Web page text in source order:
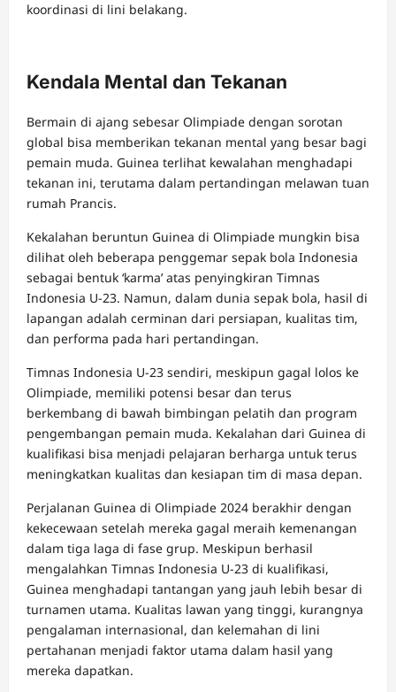
koordinasi di lini belakang.
Kendala Mental dan Tekanan
Bermain di ajang sebesar Olimpiade dengan sorotan
global bisa memberikan tekanan mental yang besar bagi
pemain muda. Guinea terlihat kewalahan menghadapi
tekanan ini, terutama dalam pertandingan melawan tuan
rumah Prancis.
Kekalahan beruntun Guinea di Olimpiade mungkin bisa
dilihat oleh beberapa penggemar sepak bola Indonesia
sebagai bentuk ‘karma’ atas penyingkiran Timnas
Indonesia U-23. Namun, dalam dunia sepak bola, hasil di
lapangan adalah cerminan dari persiapan, kualitas tim,
dan performa pada hari pertandingan.
Timnas Indonesia U-23 sendiri, meskipun gagal lolos ke
Olimpiade, memiliki potensi besar dan terus
berkembang di bawah bimbingan pelatih dan program
pengembangan pemain muda. Kekalahan dari Guinea di
kualifikasi bisa menjadi pelajaran berharga untuk terus
meningkatkan kualitas dan kesiapan tim di masa depan.
Perjalanan Guinea di Olimpiade 2024 berakhir dengan
kekecewaan setelah mereka gagal meraih kemenangan
dalam tiga laga di fase grup. Meskipun berhasil
mengalahkan Timnas Indonesia U-23 di kualifikasi,
Guinea menghadapi tantangan yang jauh lebih besar di
turnamen utama. Kualitas lawan yang tinggi, kurangnya
pengalaman internasional, dan kelemahan di lini
pertahanan menjadi faktor utama dalam hasil yang
mereka dapatkan.